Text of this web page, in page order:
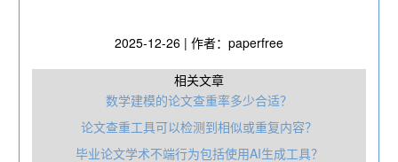
2025-12-26 | 作者：paperfree
相关文章
数学建模的论文查重率多少合适？
论文查重工具可以检测到相似或重复内容？
毕业论文学术不端行为包括使用AI生成工具？